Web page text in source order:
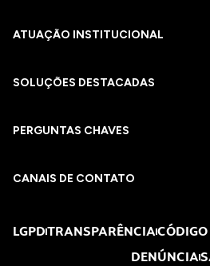
ATUAÇÃO INSTITUCIONAL
SOLUÇÕES DESTACADAS
PERGUNTAS CHAVES​
CANAIS DE CONTATO
LGPDTRANSPARÊNCIA
DENÚNCIA